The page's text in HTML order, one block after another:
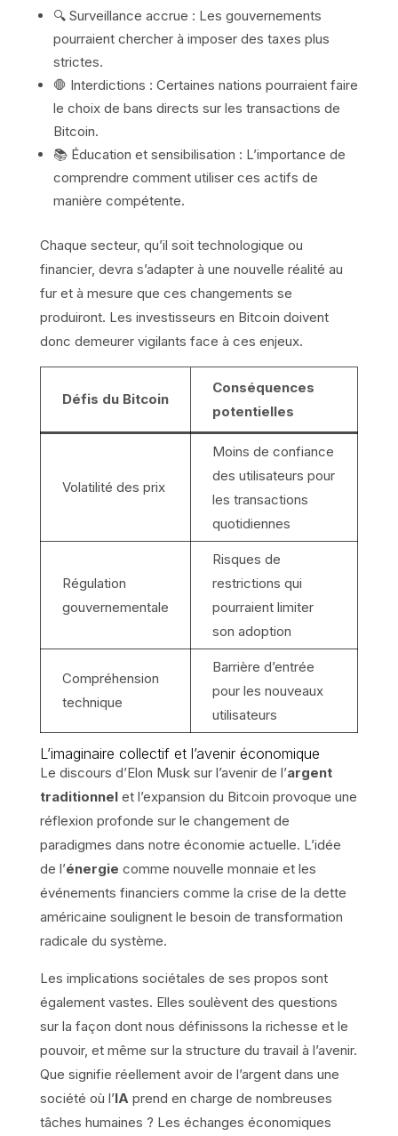
🔍 Surveillance accrue : Les gouvernements
pourraient chercher à imposer des taxes plus
strictes.
🛑 Interdictions : Certaines nations pourraient faire
le choix de bans directs sur les transactions de
Bitcoin.
📚 Éducation et sensibilisation : L’importance de
comprendre comment utiliser ces actifs de
manière compétente.
Chaque secteur, qu’il soit technologique ou
financier, devra s’adapter à une nouvelle réalité au
fur et à mesure que ces changements se
produiront. Les investisseurs en Bitcoin doivent
donc demeurer vigilants face à ces enjeux.
Défis du Bitcoin
Conséquences
potentielles
Volatilité des prix
Moins de confiance
des utilisateurs pour
les transactions
quotidiennes
Régulation
gouvernementale
Risques de
restrictions qui
pourraient limiter
son adoption
Compréhension
technique
Barrière d’entrée
pour les nouveaux
utilisateurs
L’imaginaire collectif et l’avenir économique
Le discours d’Elon Musk sur l’avenir de l’argent
traditionnelet l’expansion du Bitcoin provoque une
réflexion profonde sur le changement de
paradigmes dans notre économie actuelle. L’idée
de l’énergie comme nouvelle monnaie et les
événements financiers comme la crise de la dette
américaine soulignent le besoin de transformation
radicale du système.
Les implications sociétales de ses propos sont
également vastes. Elles soulèvent des questions
sur la façon dont nous définissons la richesse et le
pouvoir, et même sur la structure du travail à l’avenir.
Que signifie réellement avoir de l’argent dans une
société où l’IAprend en charge de nombreuses
tâches humaines ? Les échanges économiques